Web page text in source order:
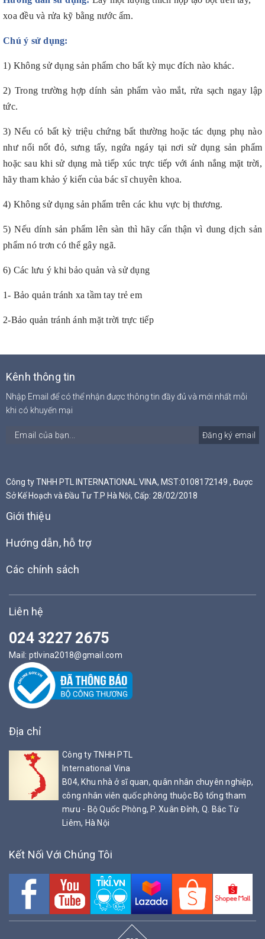
xoa đều và rửa kỹ bằng nước ấm.
Chú ý sử dụng:
1) Không sử dụng sản phẩm cho bất kỳ mục đích nào khác.
2) Trong trường hợp dính sản phẩm vào mắt, rửa sạch ngay lập
tức.
3) Nếu có bất kỳ triệu chứng bất thường hoặc tác dụng phụ nào
như nổi nốt đỏ, sưng tấy, ngứa ngáy tại nơi sử dụng sản phẩm
hoặc sau khi sử dụng mà tiếp xúc trực tiếp với ánh nắng mặt trời,
hãy tham khảo ý kiến ​​của bác sĩ chuyên khoa.
4) Không sử dụng sản phẩm trên các khu vực bị thương.
5) Nếu dính sản phẩm lên sàn thì hãy cẩn thận vì dung dịch sản
phẩm nó trơn có thể gây ngã.
6) Các lưu ý khi bảo quản và sử dụng
1- Bảo quản tránh xa tầm tay trẻ em
2-Bảo quản tránh ánh mặt trời trực tiếp
Kênh thông tin
Nhập Email để có thể nhận được thông tin đầy đủ và mới nhất mỗi
khi có khuyến mại
Đăng ký email
Công ty TNHH PTL INTERNATIONAL VINA, MST:0108172149 , Được
Sở Kế Hoạch và Đầu Tư T.P Hà Nội, Cấp: 28/02/2018
Giới thiệu
Hướng dẫn, hỗ trợ
Các chính sách
Liên hệ
024 3227 2675
Mail: ptlvina2018@gmail.com
Địa chỉ
Công ty TNHH PTL
International Vina
B04, Khu nhà ở sĩ quan, quân nhân chuyên nghiệp,
công nhân viên quốc phòng thuộc Bộ tổng tham
mưu - Bộ Quốc Phòng, P. Xuân Đỉnh, Q. Bắc Từ
Liêm, Hà Nội
Kết Nối Với Chúng Tôi